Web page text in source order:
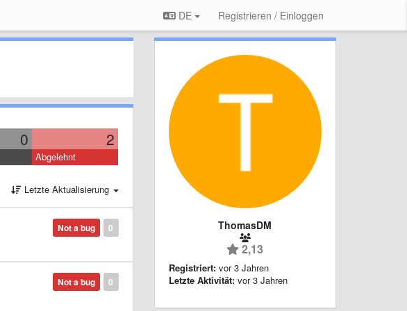
DE Registrieren / Einloggen
0 2
Abgelehnt
Letzte Aktualisierung
0
Not a bug
0
Not a bug
ThomasDM
2,13
Registriert: vor 3 Jahren
Letzte Aktivität: vor 3 Jahren